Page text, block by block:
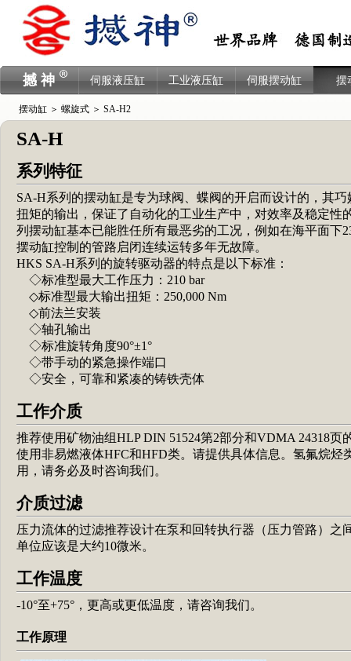
撼 神 伺服液压缸 工业液压缸 伺服摆动缸 摆
摆动缸 ＞ 螺旋式 ＞ SA-H2
SA-H
系列特征
SA-H系列的摆动缸是专为球阀、蝶阀的开启而设计的，其
扭矩的输出，保证了自动化的工业生产中，对效率及稳定性
列摆动缸基本已能胜任所有最恶劣的工况，例如在海平面下
摆动缸控制的管路启闭连续运转多年无故障。
HKS SA-H系列的旋转驱动器的特点是以下标准：
◇标准型最大工作压力：210 bar
◇标准型最大输出扭矩：250,000 Nm
◇前法兰安装
◇轴孔输出
◇标准旋转角度90°±1°
◇带手动的紧急操作端口
◇安全，可靠和紧凑的铸铁壳体
工作介质
推荐使用矿物油组HLP DIN 51524第2部分和VDMA 24318页
使用非易燃液体HFC和HFD类。请提供具体信息。氢氟烷烃
用，请务必及时咨询我们。
介质过滤
压力流体的过滤推荐设计在泵和回转执行器（压力管路）之
单位应该是大约10微米。
工作温度
-10°至+75°，更高或更低温度，请咨询我们。
工作原理